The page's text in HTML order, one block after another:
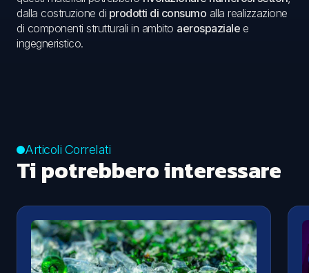
dalla costruzione di prodotti di consumo alla realizzazione
di componenti strutturali in ambito aerospaziale e
ingegneristico.
Articoli Correlati
Ti potrebbero interessare